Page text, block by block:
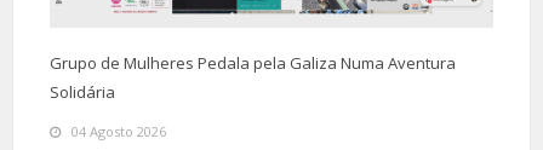
Grupo de Mulheres Pedala pela Galiza Numa Aventura
Solidária
04 Agosto 2026